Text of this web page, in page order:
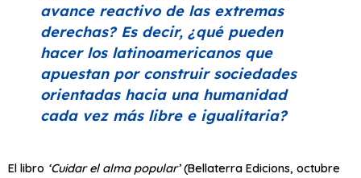
avance reactivo de las extremas
derechas? Es decir, ¿qué pueden
hacer los latinoamericanos que
apuestan por construir sociedades
orientadas hacia una humanidad
cada vez más libre e igualitaria?
El libro ‘Cuidar el alma popular’(Bellaterra Edicions, octubre